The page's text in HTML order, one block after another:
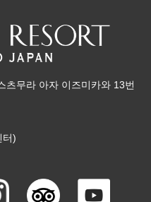
츠무라 아자 이즈미카와 13번
터)